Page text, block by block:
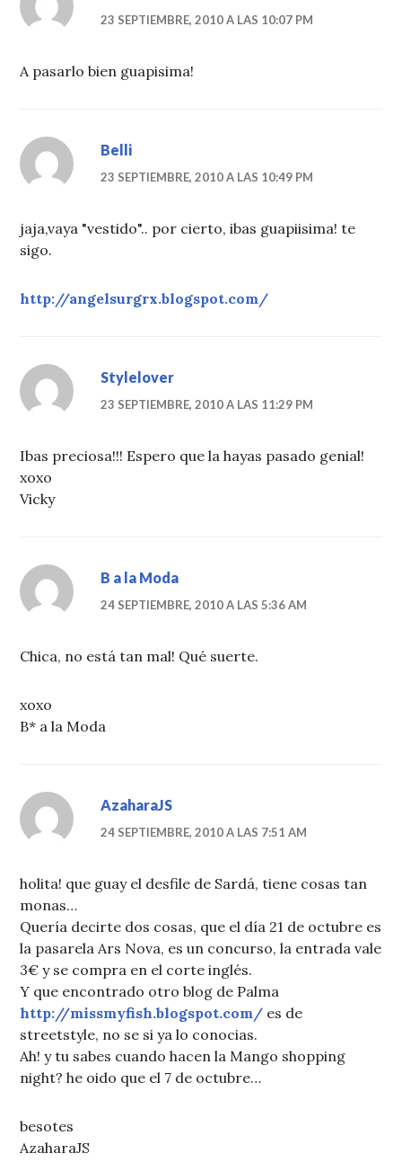
23 SEPTIEMBRE, 2010 A LAS 10:07 PM
A pasarlo bien guapisima!
Belli
23 SEPTIEMBRE, 2010 A LAS 10:49 PM
jaja,vaya "vestido".. por cierto, ibas guapiisima! te
sigo.
http://angelsurgrx.blogspot.com/
Stylelover
23 SEPTIEMBRE, 2010 A LAS 11:29 PM
Ibas preciosa!!! Espero que la hayas pasado genial!
xoxo
Vicky
B a la Moda
24 SEPTIEMBRE, 2010 A LAS 5:36 AM
Chica, no está tan mal! Qué suerte.
xoxo
B* a la Moda
AzaharaJS
24 SEPTIEMBRE, 2010 A LAS 7:51 AM
holita! que guay el desfile de Sardá, tiene cosas tan
monas…
Quería decirte dos cosas, que el día 21 de octubre es
la pasarela Ars Nova, es un concurso, la entrada vale
3€ y se compra en el corte inglés.
Y que encontrado otro blog de Palma
http://missmyfish.blogspot.com/ es de
streetstyle, no se si ya lo conocias.
Ah! y tu sabes cuando hacen la Mango shopping
night? he oido que el 7 de octubre…
besotes
AzaharaJS